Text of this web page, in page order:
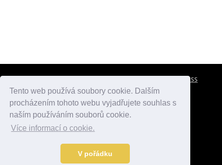
Tento web používá soubory cookie. Dalším
procházením tohoto webu vyjadřujete souhlas s
naším používáním souborů cookie.
Více informací o cookie.
V pořádku
RSS
atlasmest.cz atlaspamatek.info
Data o počasí jsou přebírána z
Kontakt:mail@desperado.cz